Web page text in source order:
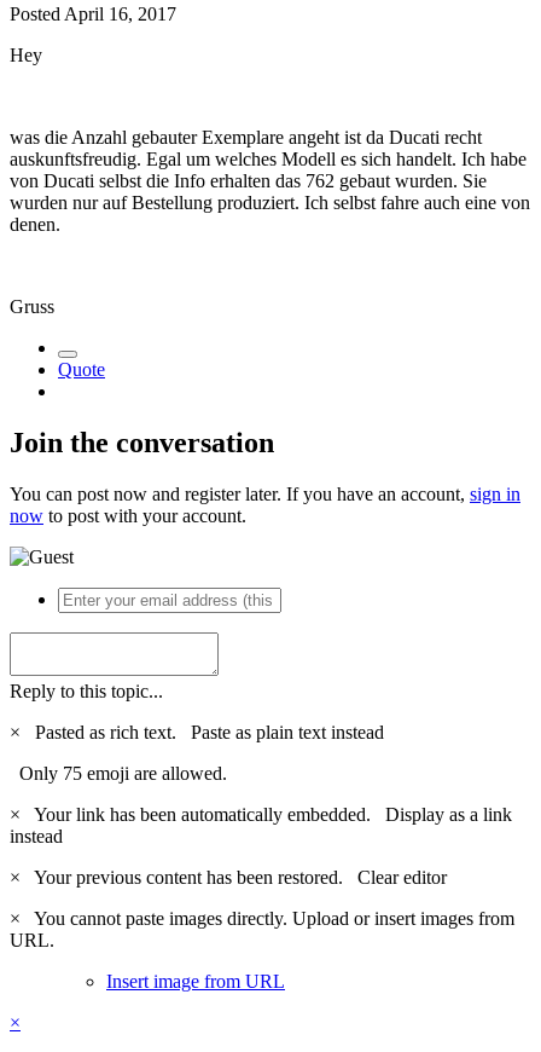
Posted April 16, 2017
Hey
was die Anzahl gebauter Exemplare angeht ist da Ducati recht
auskunftsfreudig. Egal um welches Modell es sich handelt. Ich habe
von Ducati selbst die Info erhalten das 762 gebaut wurden. Sie
wurden nur auf Bestellung produziert. Ich selbst fahre auch eine von
denen.
Gruss
Quote
Join the conversation
You can post now and register later. If you have an account, sign in
now to post with your account.
Reply to this topic...
×
Pasted as rich text. Paste as plain text instead
Only 75 emoji are allowed.
×
Your link has been automatically embedded. Display as a link
instead
×
Your previous content has been restored. Clear editor
×
You cannot paste images directly. Upload or insert images from
URL.
Insert image from URL
×